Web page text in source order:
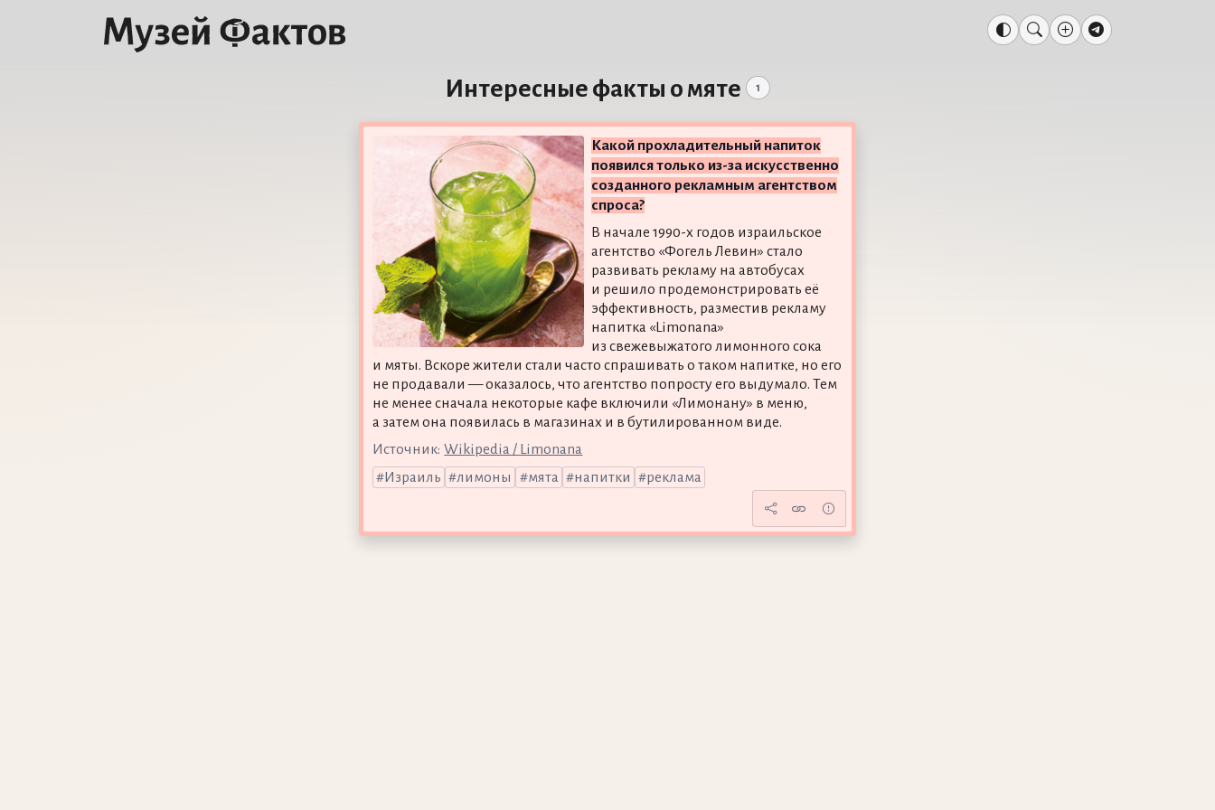
Интересные факты о мяте 1
Какой прохладительный напиток
появился только из-за искусственно
созданного рекламным агентством
спроса?
В начале 1990-х годов израильское
агентство «Фогель Левин» стало
развивать рекламу на автобусах
и решило продемонстрировать её
эффективность, разместив рекламу
напитка «Limonana»
из свежевыжатого лимонного сока
и мяты. Вскоре жители стали часто спрашивать о таком напитке, но его
не продавали — оказалось, что агентство попросту его выдумало. Тем
не менее сначала некоторые кафе включили «Лимонану» в меню,
а затем она появилась в магазинах и в бутилированном виде.
Источник: Wikipedia / Limonana
Израиль
лимоны мята напитки реклама